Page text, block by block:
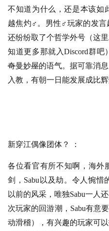
不知道为什么，还是本该如
越焦灼♂ 。男性♂玩家的发言
还纷纷取了个哲学外号（这
知道更多那就入Discord群吧
奇曼妙屋的语气。据可靠消
入教，有朝一日能发展成比
新穿江偶像团体？ ：
各位看官有所不知啊，海外
剑， Sabu以及劫。令人惋惜
以前的风采，唯独Sabu一人
次玩家的回游潮，Sabu有
动滑稽），有兴趣的玩家可